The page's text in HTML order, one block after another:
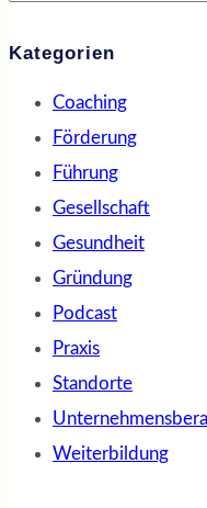
Kategorien
Coaching
Förderung
Führung
Gesellschaft
Gesundheit
Gründung
Podcast
Praxis
Standorte
Weiterbildung